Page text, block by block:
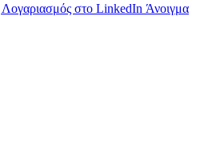
Λογαριασμός στο LinkedIn Άνοιγμα